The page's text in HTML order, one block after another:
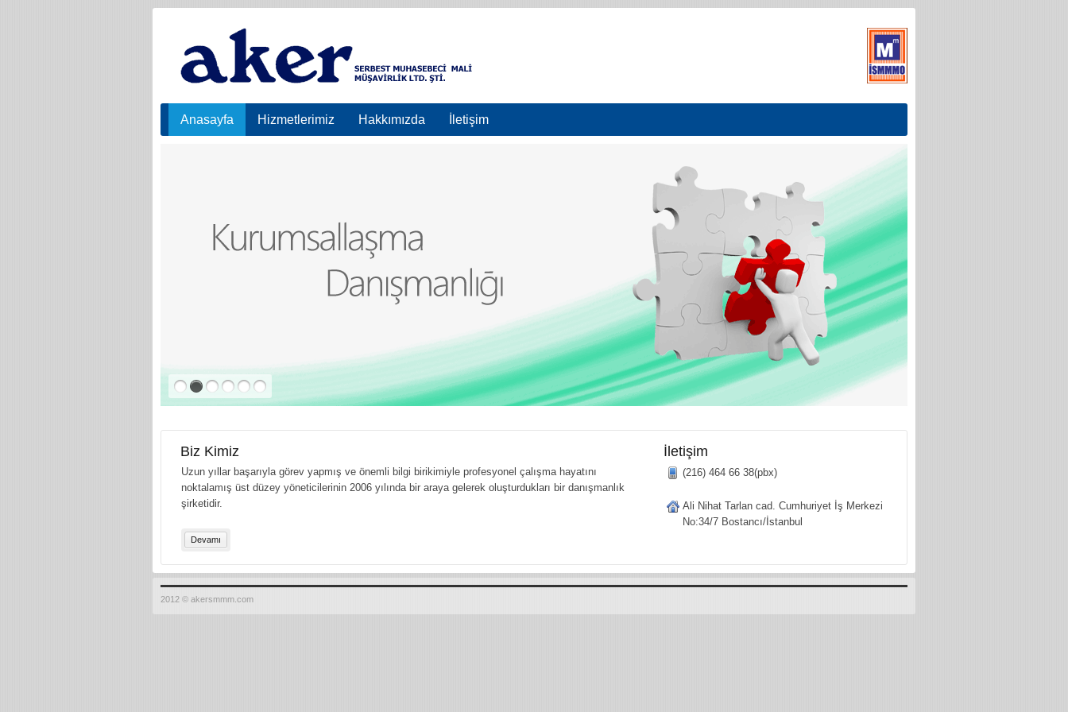
Anasayfa Hizmetlerimiz Hakkımızda İletişim
Biz Kimiz
Uzun yıllar başarıyla görev yapmış ve önemli bilgi birikimiyle profesyonel çalışma hayatını
noktalamış üst düzey yöneticilerinin 2006 yılında bir araya gelerek oluşturdukları bir danışmanlık
şirketidir.
Devamı
İletişim
(216) 464 66 38(pbx)
Ali Nihat Tarlan cad. Cumhuriyet İş Merkezi
No:34/7 Bostancı/İstanbul
2012 © akersmmm.com